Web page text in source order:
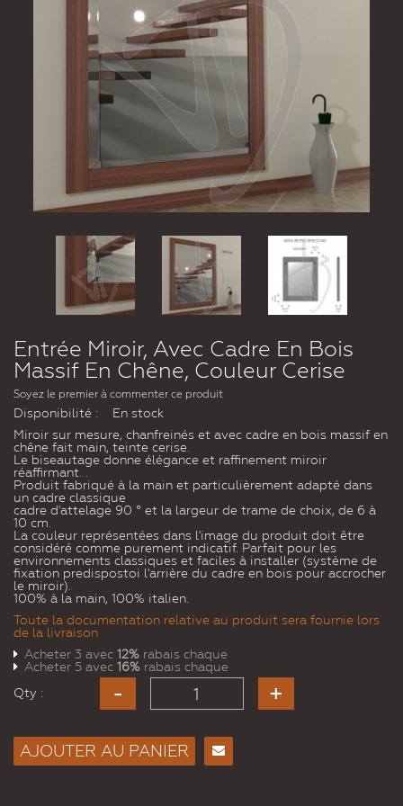
Entrée Miroir, Avec Cadre En Bois
Massif En Chêne, Couleur Cerise
Soyez le premier à commenter ce produit
Disponibilité :
En stock
Miroir sur mesure, chanfreinés et avec cadre en bois massif en
chêne fait main, teinte cerise.
Le biseautage donne élégance et raffinement miroir
réaffirmant. .
Produit fabriqué à la main et particulièrement adapté dans
un cadre classique
cadre d'attelage 90 ° et la largeur de trame de choix, de 6 à
10 cm.
La couleur représentées dans l'image du produit doit être
considéré comme purement indicatif. Parfait pour les
environnements classiques et faciles à installer (système de
fixation predispostoi l'arrière du cadre en bois pour accrocher
le miroir).
100% à la main, 100% italien.
Toute la documentation relative au produit sera fournie lors
de la livraison
Acheter 3 avec 12% rabais chaque
Acheter 5 avec 16% rabais chaque
Qty :
AJOUTER AU PANIER